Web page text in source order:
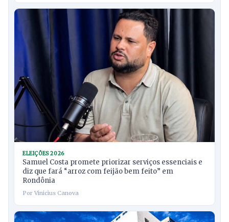
ELEIÇÕES 2026
Samuel Costa promete priorizar serviços essenciais e
diz que fará “arroz com feijão bem feito” em
Rondônia
Por Vinicius Canova